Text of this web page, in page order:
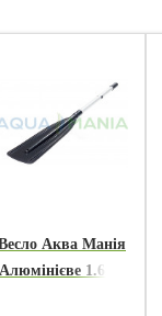
Аква Манія
1.6м -